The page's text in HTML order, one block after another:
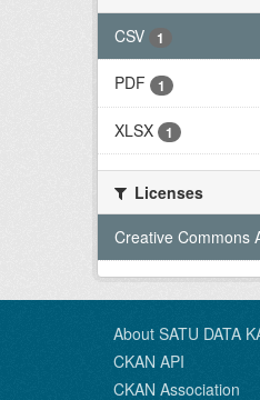
CSV
1
PDF 1
XLSX 1
Licenses
Creative Commons
About SATU DATA
CKAN API
CKAN Association